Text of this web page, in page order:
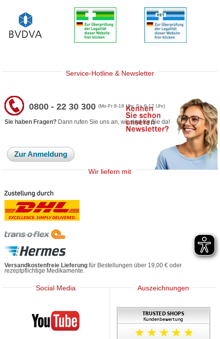
Service-Hotline & Newsletter
0800 - 22 30 300(Mo-Fr 8-18 Uhr, Sa 9-12 Uhr)
Sie haben Fragen? Dann rufen Sie uns an, wir sind für Sie da!
Zur Anmeldung
Wir liefern mit
Versandkostenfreie Lieferung für Bestellungen über 19,00 € oder
rezeptpflichtige Medikamente.
Social Media
Mediherz
Auszeichnungen